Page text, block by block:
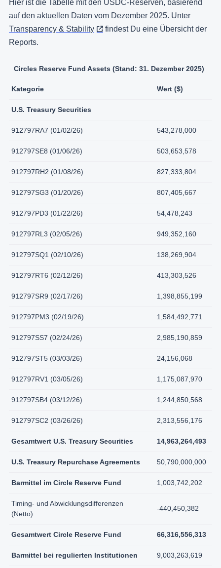
Hier ist die Tabelle mit den USDC-Reserven, basierend
auf den aktuellen Daten vom Dezember 2025. Unter
Transparency & Stability
findest Du eine Übersicht der
Reports.
Circles Reserve Fund Assets (Stand: 31. Dezember 2025)
Kategorie Wert ($)
U.S. Treasury Securities
912797RA7 (01/02/26) 543,278,000
912797SE8 (01/06/26) 503,653,578
912797RH2 (01/08/26) 827,333,804
912797SG3 (01/20/26) 807,405,667
912797PD3 (01/22/26) 54,478,243
912797RL3 (02/05/26) 949,352,160
912797SQ1 (02/10/26) 138,269,904
912797RT6 (02/12/26) 413,303,526
912797SR9 (02/17/26) 1,398,855,199
912797PM3 (02/19/26) 1,584,492,771
912797SS7 (02/24/26) 2,985,190,859
912797ST5 (03/03/26) 24,156,068
912797RV1 (03/05/26) 1,175,087,970
912797SB4 (03/12/26) 1,244,850,568
912797SC2 (03/26/26) 2,313,556,176
Gesamtwert U.S. Treasury Securities 14,963,264,493
U.S. Treasury Repurchase Agreements 50,790,000,000
Barmittel im Circle Reserve Fund 1,003,742,202
Timing- und Abwicklungsdifferenzen
(Netto)
-440,450,382
Gesamtwert Circle Reserve Fund 66,316,556,313
Barmittel bei regulierten Institutionen 9,003,263,619